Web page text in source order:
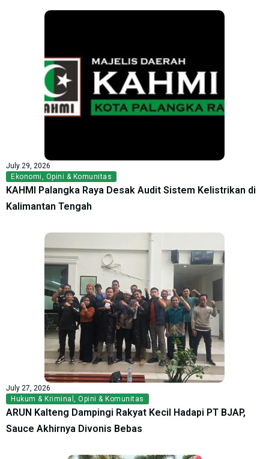
July 29, 2026
Ekonomi, Opini & Komunitas
KAHMI Palangka Raya Desak Audit Sistem Kelistrikan di
Kalimantan Tengah
July 27, 2026
Hukum & Kriminal , Opini & Komunitas
ARUN Kalteng Dampingi Rakyat Kecil Hadapi PT BJAP,
Sauce Akhirnya Divonis Bebas